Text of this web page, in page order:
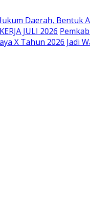
Daerah, Bentuk
JULI 2026
X Tahun 2026 Jadi